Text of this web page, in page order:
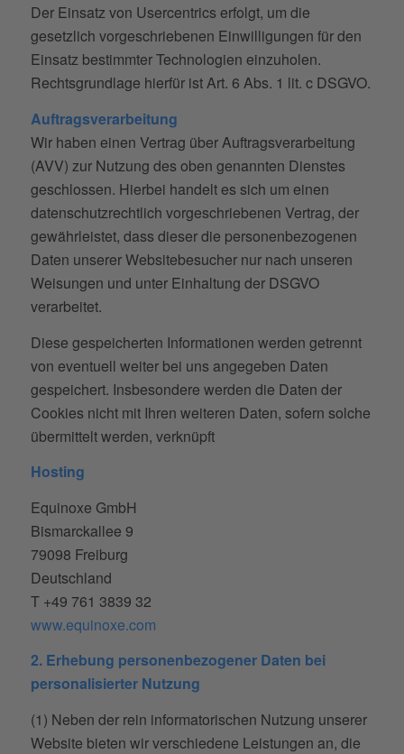
Der Einsatz von Usercentrics erfolgt, um die
gesetzlich vorgeschriebenen Einwilligungen für den
Einsatz bestimmter Technologien einzuholen.
Rechtsgrundlage hierfür ist Art. 6 Abs. 1 lit. c DSGVO.
Auftragsverarbeitung
Wir haben einen Vertrag über Auftragsverarbeitung
(AVV) zur Nutzung des oben genannten Dienstes
geschlossen. Hierbei handelt es sich um einen
datenschutzrechtlich vorgeschriebenen Vertrag, der
gewährleistet, dass dieser die personenbezogenen
Daten unserer Websitebesucher nur nach unseren
Weisungen und unter Einhaltung der DSGVO
verarbeitet.
Diese gespeicherten Informationen werden getrennt
von eventuell weiter bei uns angegeben Daten
gespeichert. Insbesondere werden die Daten der
Cookies nicht mit Ihren weiteren Daten, sofern solche
übermittelt werden, verknüpft
Hosting
Equinoxe GmbH
Bismarckallee 9
79098 Freiburg
Deutschland
T +49 761 3839 32
www.equinoxe.com
2. Erhebung personenbezogener Daten bei
personalisierter Nutzung
(1) Neben der rein informatorischen Nutzung unserer
Website bieten wir verschiedene Leistungen an, die